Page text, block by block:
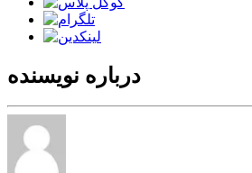
درباره نویسنده